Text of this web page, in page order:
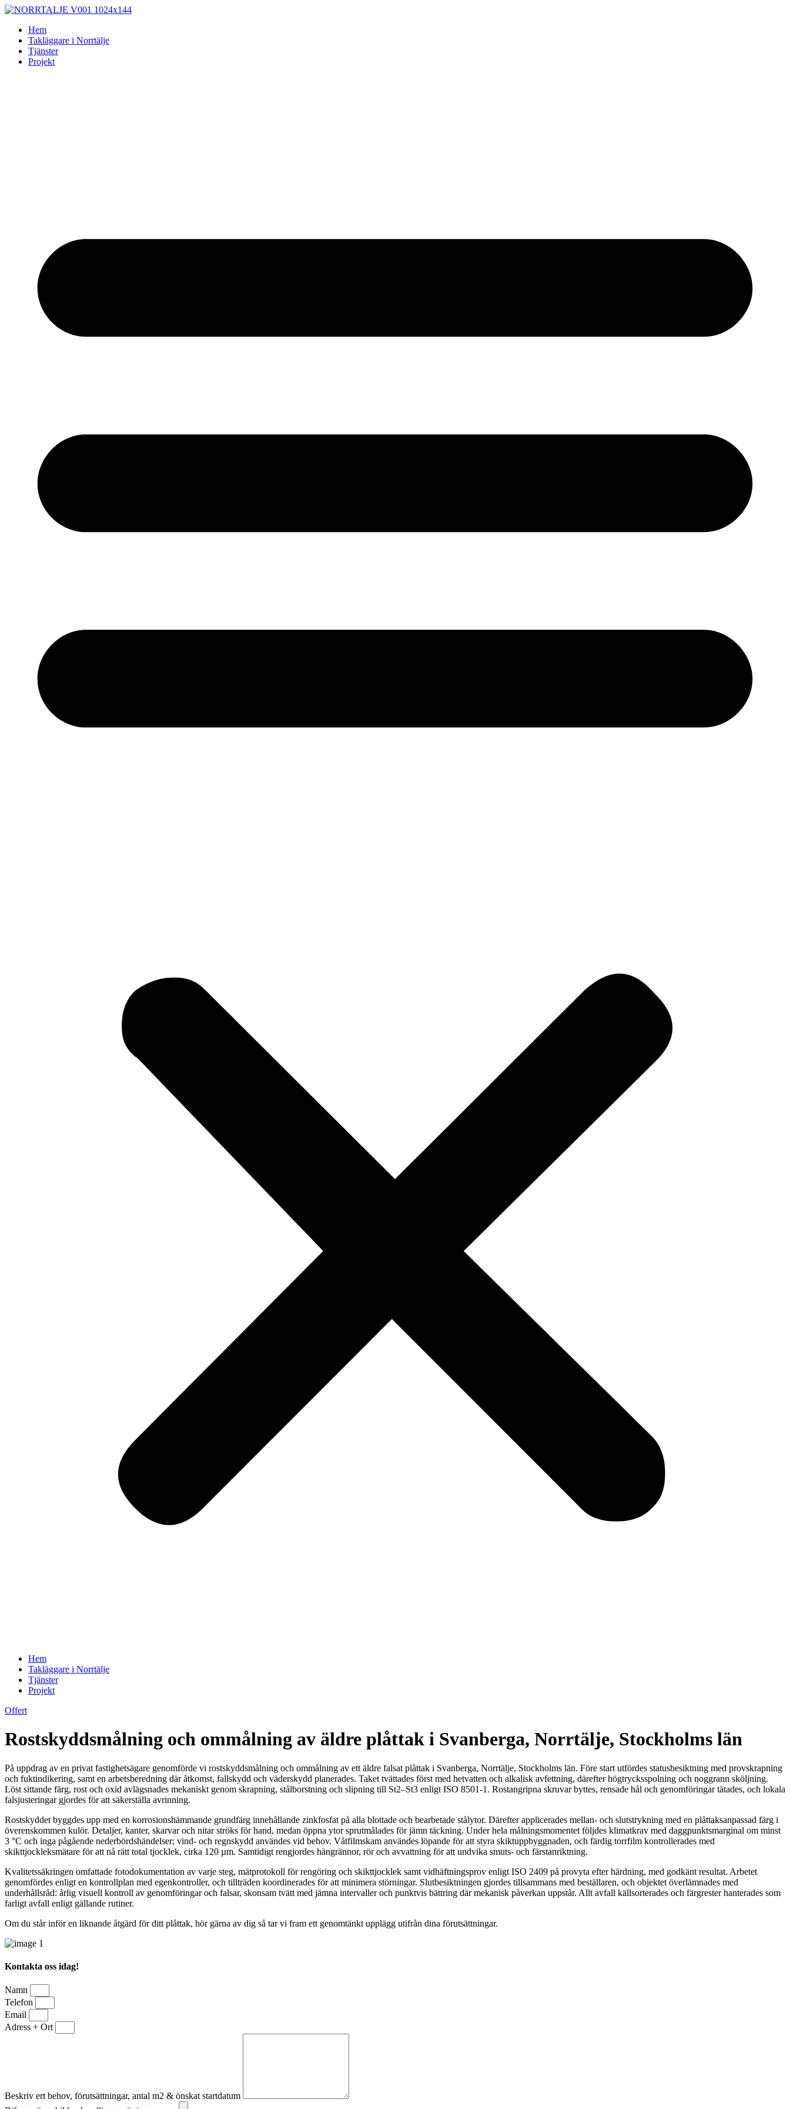
Skip
contentHem
Takläggare i Norrtälje
Tjänster
Projekt
Hem
Takläggare i Norrtälje
Tjänster
Projekt
Offert
Rostskyddsmålning och ommålning av äldre plåttak i Svanberga, Norrtälje, Stockholms län
På uppdrag av en privat fastighetsägare genomförde vi rostskyddsmålning och ommålning av ett äldre falsat plåttak i Svanberga, Norrtälje, Stockholms län. Före start utfördes statusbesiktning med provskrapning
och fuktindikering, samt en arbetsberedning där åtkomst, fallskydd och väderskydd planerades. Taket tvättades först med hetvatten och alkalisk avfettning, därefter högtrycksspolning och noggrann sköljning.
Löst sittande färg, rost och oxid avlägsnades mekaniskt genom skrapning, stålborstning och slipning till St2–St3 enligt ISO 8501-1. Rostangripna skruvar byttes, rensade hål och genomföringar tätades, och lokala
falsjusteringar gjordes för att säkerställa avrinning.
Rostskyddet byggdes upp med en korrosionshämmande grundfärg innehållande zinkfosfat på alla blottade och bearbetade stålytor. Därefter applicerades mellan- och slutstrykning med en plåttaksanpassad färg i
överenskommen kulör. Detaljer, kanter, skarvar och nitar ströks för hand, medan öppna ytor sprutmålades för jämn täckning. Under hela målningsmomentet följdes klimatkrav med daggpunktsmarginal om minst
3 °C och inga pågående nederbördshändelser; vind- och regnskydd användes vid behov. Våtfilmskam användes löpande för att styra skiktuppbyggnaden, och färdig torrfilm kontrollerades med
skikttjockleksmätare för att nå rätt total tjocklek, cirka 120 µm. Samtidigt rengjordes hängrännor, rör och avvattning för att undvika smuts- och färstanriktning.
Kvalitetssäkringen omfattade fotodokumentation av varje steg, mätprotokoll för rengöring och skikttjocklek samt vidhäftningsprov enligt ISO 2409 på provyta efter härdning, med godkänt resultat. Arbetet
genomfördes enligt en kontrollplan med egenkontroller, och tillträden koordinerades för att minimera störningar. Slutbesiktningen gjordes tillsammans med beställaren, och objektet överlämnades med
underhållsråd: årlig visuell kontroll av genomföringar och falsar, skonsam tvätt med jämna intervaller och punktvis bättring där mekanisk påverkan uppstår. Allt avfall källsorterades och färgrester hanterades som
farligt avfall enligt gällande rutiner.
Om du står inför en liknande åtgärd för ditt plåttak, hör gärna av dig så tar vi fram ett genomtänkt upplägg utifrån dina förutsättningar.
Kontakta oss idag!
Namn
Telefon
Email
Adress + Ort
Beskriv ert behov, förutsättningar, antal m2 & önskat startdatum